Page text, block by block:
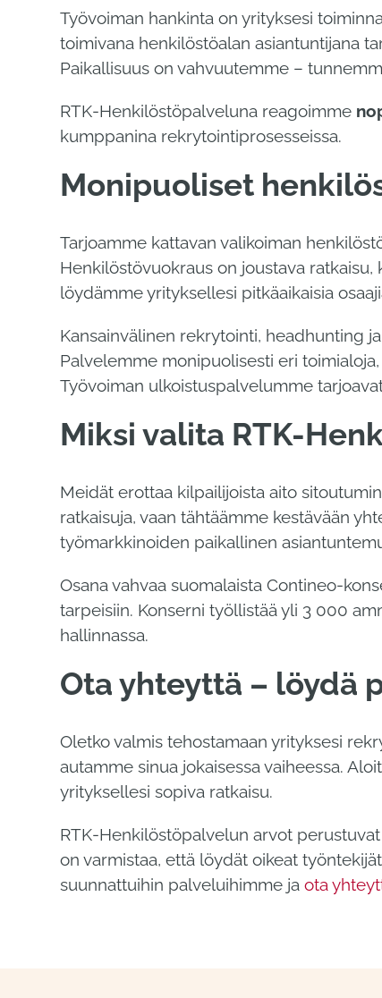
Työvoiman hankinta on yrityksesi
toimivana henkilöstöalan asiantuntijana
Paikallisuus on vahvuutemme –
RTK-Henkilöstöpalveluna reagoimme
kumppanina rekrytointiprosesseissa.
Monipuoliset
Tarjoamme kattavan valikoiman
Henkilöstövuokraus on joustava
löydämme yrityksellesi pitkäaikaisia
Kansainvälinen rekrytointi, headhunting
Palvelemme monipuolisesti eri
Työvoiman ulkoistuspalvelumme
Miksi valita RTK-
Meidät erottaa kilpailijoista aito
ratkaisuja, vaan tähtäämme kestävään
työmarkkinoiden paikallinen
Osana vahvaa suomalaista Contineo-
tarpeisiin. Konserni työllistää yli 3 000
hallinnassa.
Ota yhteyttä – löydä
Oletko valmis tehostamaan yrityksesi
autamme sinua jokaisessa vaiheessa.
yrityksellesi sopiva ratkaisu.
RTK-Henkilöstöpalvelun arvot
on varmistaa, että löydät oikeat
suunnattuihin palveluihimme jaota